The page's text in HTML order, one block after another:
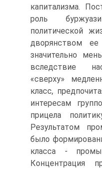
капитализма.
роль
политической
дво­рянством
значительно
вследствие
«сверху»
класс,
интересам
прицела
Результатом
было
класса -
Концен­трация